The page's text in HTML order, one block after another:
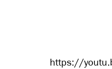
https://